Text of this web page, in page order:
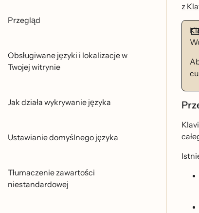
Przegląd
Obsługiwane języki i lokalizacje w
Twojej witrynie
Jak działa wykrywanie języka
Ustawianie domyślnego języka
Tłumaczenie zawartości
niestandardowej
z